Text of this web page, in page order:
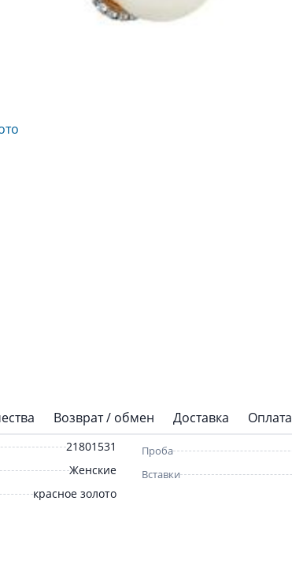
Возврат / обмен Доставка Оплата
21801531
Женские
красное золото
Проба
Вставки